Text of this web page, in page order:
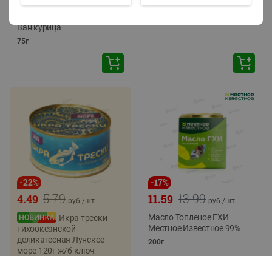
Корм влаж. для кош. с
Ван курица
75г
-22%
5.79
4.49 руб./шт
Икра трески
тихоокеанской
деликатесная Лунское
море 120г ж/б ключ
-17%
13.99
11.59 руб./шт
Масло Топленое ГХИ
Местное Известное 99%
200г